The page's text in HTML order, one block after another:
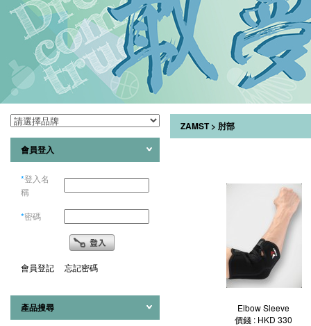
會員登入
*登入名
稱
*密碼
會員登記 忘記密碼
產品搜尋
ZAMST> 肘部
Elbow Sleeve
價錢 : HKD 330